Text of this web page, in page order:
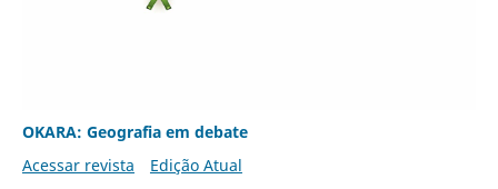
OKARA: Geografia em debate
Acessar revista
Edição Atual